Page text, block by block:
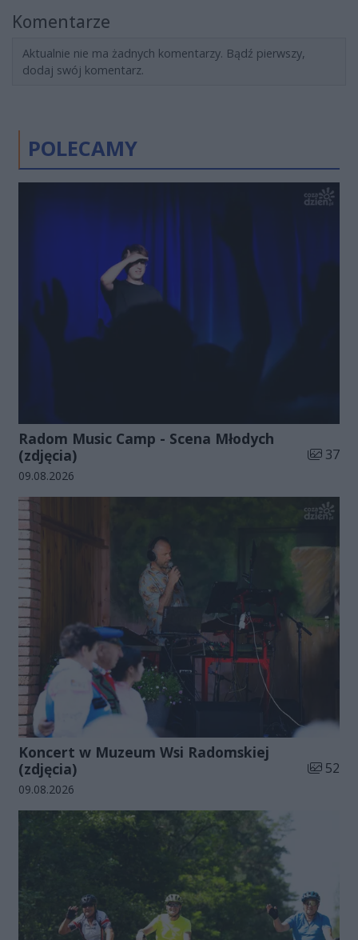
Komentarze
Aktualnie nie ma żadnych komentarzy. Bądź pierwszy,
dodaj swój komentarz.
POLECAMY
Radom Music Camp - Scena Młodych
(zdjęcia)
Liczba
37
Data dodania galerii:
09.08.2026
Koncert w Muzeum Wsi Radomskiej
(zdjęcia)
Liczba
52
Data dodania galerii:
09.08.2026